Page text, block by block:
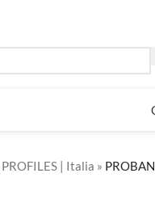
PROFILES | Italia »